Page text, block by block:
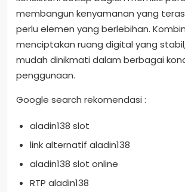
membangun kenyamanan yang
perlu elemen yang berlebihan.
menciptakan ruang digital yang
mudah dinikmati dalam berbagai
penggunaan.
Google search rekomendasi :
aladin138 slot
link alternatif aladin138
aladin138 slot online
RTP aladin138